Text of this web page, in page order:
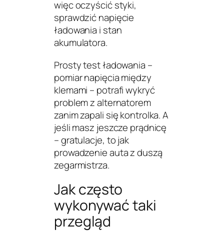
więc oczyścić styki,
sprawdzić napięcie
ładowania i stan
akumulatora.
Prosty test ładowania –
pomiar napięcia między
klemami – potrafi wykryć
problem z alternatorem
zanim zapali się kontrolka. A
jeśli masz jeszcze prądnicę
– gratulacje, to jak
prowadzenie auta z duszą
zegarmistrza.
Jak często
wykonywać taki
przegląd